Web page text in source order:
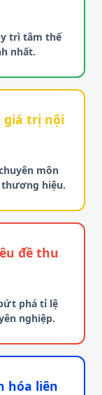
trì tâm thế
nhất.
giá trị nội
môn
hiệu.
đề thu
phá tỉ lệ
nghiệp.
hóa liên